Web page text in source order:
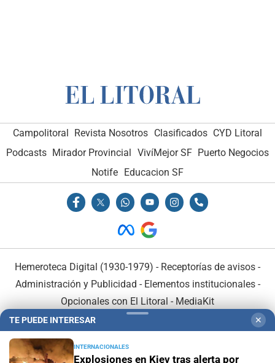
Campolitoral Revista Nosotros Clasificados CYD Litoral
Podcasts Mirador Provincial VivíMejor SF Puerto Negocios
Notife Educacion SF
Hemeroteca Digital (1930-1979) - Receptorías de avisos -
Administración y Publicidad - Elementos institucionales-
Opcionales con El Litoral - MediaKit
TE PUEDE INTERESAR ✕
INTERNACIONALES
Explosiones en Kiev tras alerta por